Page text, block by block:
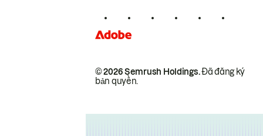
© 2026 Semrush Holdings.Đã đăng ký
bản quyền.